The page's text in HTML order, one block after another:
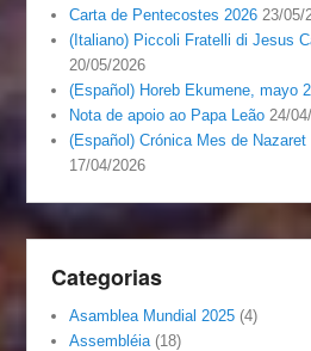
Carta de Pentecostes 2026 23/05/
(Italiano) Piccoli Fratelli di Jesus
20/05/2026
(Español) Horeb Ekumene, mayo
Nota de apoio ao Papa Leão 24/
(Español) Crónica Mes de
17/04/2026
Categorias
Asamblea Mundial 2025 (4)
Assembléia (18)